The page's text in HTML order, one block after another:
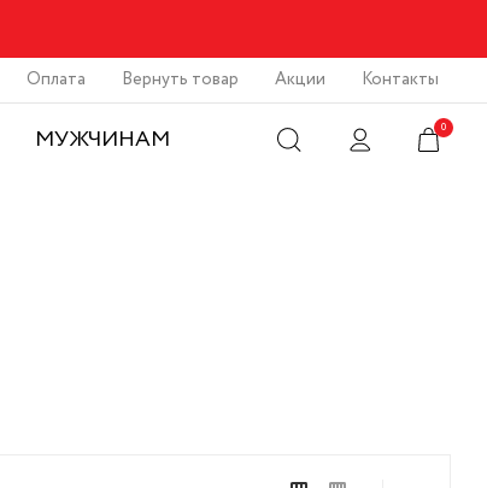
Оплата Вернуть товар Акции Контакты
МУЖЧИНАМ 0